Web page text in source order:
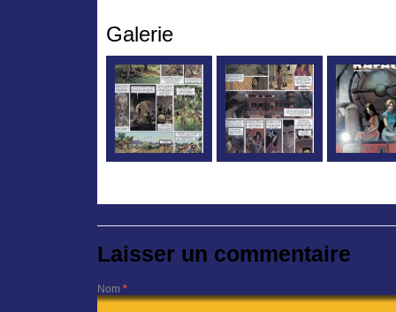
Galerie
Laisser un commentaire
Nom *